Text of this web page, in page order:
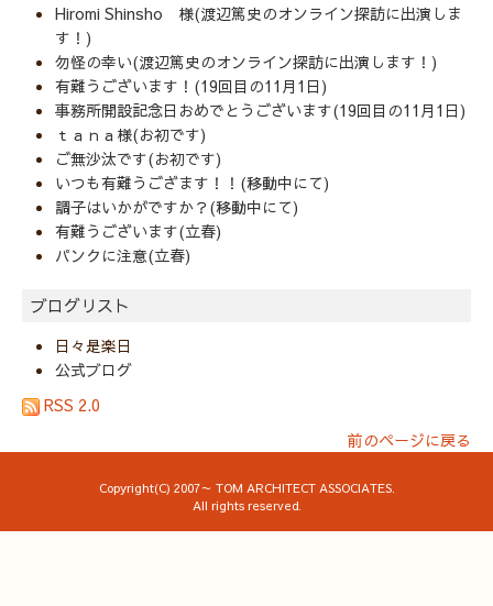
Hiromi Shinsho 様(渡辺篤史のオンライン探訪に出演しま
す！)
勿怪の幸い(渡辺篤史のオンライン探訪に出演します！)
有難うございます！(19回目の11月1日)
事務所開設記念日おめでとうございます(19回目の11月1日)
ｔａｎａ様(お初です)
ご無沙汰です(お初です)
いつも有難うござます！！(移動中にて)
調子はいかがですか？(移動中にて)
有難うございます(立春)
パンクに注意(立春)
ブログリスト
日々是楽日
公式ブログ
RSS 2.0
前のページに戻る
Copyright(C) 2007～ TOM ARCHITECT ASSOCIATES.
All rights reserved.